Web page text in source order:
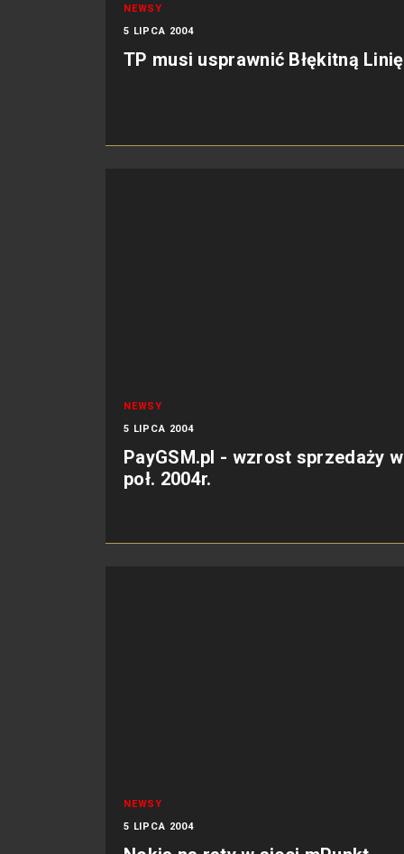
NEWSY
5 LIPCA 2004
TP musi usprawnić Błękitną Linię
NEWSY
5 LIPCA 2004
PayGSM.pl - wzrost sprzedaży
poł. 2004r.
NEWSY
5 LIPCA 2004